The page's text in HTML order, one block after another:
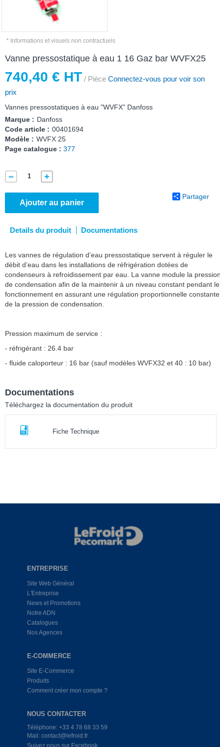
* Informations et visuels non contractuels
Vanne pressostatique à eau 1 16 Gaz bar WVFX25
740,40 € HT / Pièce Connectez-vous pour voir son
prix
Vannes pressostatiques à eau "WVFX" Danfoss
Marque : Danfoss
Code article : 00401694
Modèle : WVFX 25
Page catalogue : 377
Ajouter au panier
Partager
Details du produit Documentations
Les vannes de régulation d’eau pressostatique servent à réguler le
débit d’eau dans les installations de réfrigération dotées de
condenseurs à refroidissement par eau. La vanne module la
de condensation afin de la maintenir à un niveau constant pendant le
fonctionnement en assurant une régulation proportionnelle constante
de la pression de condensation.
Pression maximum de service :
- réfrigérant : 26.4 bar
- fluide caloporteur : 16 bar (sauf modèles WVFX32 et 40 : 10 bar)
Documentations
Téléchargez la documentation du produit
Fiche Technique
ENTREPRISE
Site Web Général
L'Entreprise
News et Promotions
Notre ADN
Catalogues
Nos Agences
E-COMMERCE
Site E-Commerce
Produits
Comment créer mon compte ?
NOUS CONTACTER
Téléphone: +33 4 78 68 33 59
Mail: contact@lefroid.fr
Suivez nous sur Facebook